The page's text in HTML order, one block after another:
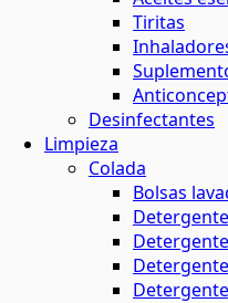
Tiritas
Desinfectantes
Limpieza
Colada
Bolsas